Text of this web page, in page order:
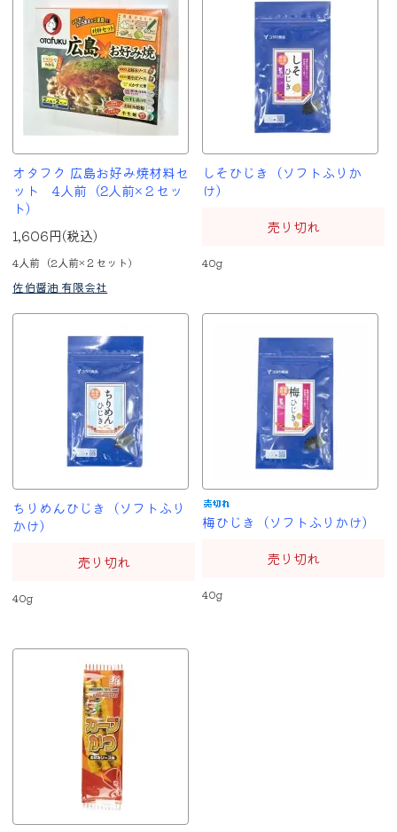
オタフク 広島お好み焼材料セ
ット 4人前（2人前×２セッ
ト)
1,606円(税込)
4人前（2人前×２セット)
佐伯醤油 有限会社
しそひじき（ソフトふりか
け）
売り切れ
40g
ちりめんひじき（ソフトふり
かけ）
売り切れ
40g
梅ひじき（ソフトふりかけ）
売り切れ
40g